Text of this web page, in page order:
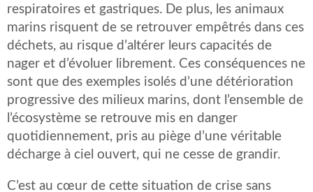
respiratoires et gastriques. De plus, les animaux
marins risquent de se retrouver empêtrés dans ces
déchets, au risque d’altérer leurs capacités de
nager et d’évoluer librement. Ces conséquences ne
sont que des exemples isolés d’une détérioration
progressive des milieux marins, dont l’ensemble de
l’écosystème se retrouve mis en danger
quotidiennement, pris au piège d’une véritable
décharge à ciel ouvert, qui ne cesse de grandir.
C’est au cœur de cette situation de crise sans